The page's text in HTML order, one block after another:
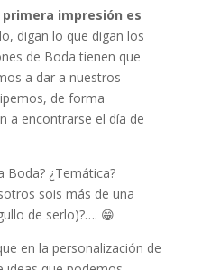
primera impresión es
digan lo que digan los
de Boda tienen que
a dar a nuestros
de forma
a encontrarse el día de
Boda? ¿Temática?
sois más de una
de serlo)?…. 😁
en la personalización de